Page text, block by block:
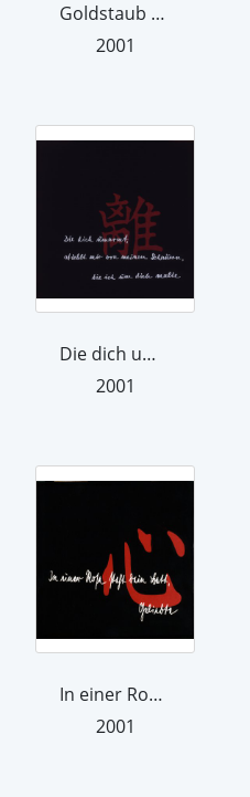
Goldstaub auf deinen Gliedern
2001
Die dich umarmt
2001
In einer Rose steht dein Bett, Geliebte
2001